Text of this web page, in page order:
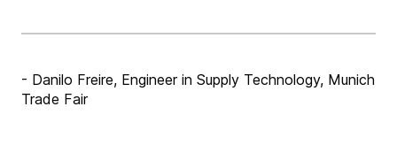
- Danilo Freire, Engineer in Supply Technology, Munich
Trade Fair